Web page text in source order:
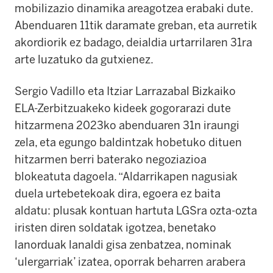
mobilizazio dinamika areagotzea erabaki dute.
Abenduaren 11tik daramate greban, eta aurretik
akordiorik ez badago, deialdia urtarrilaren 31ra
arte luzatuko da gutxienez.
Sergio Vadillo eta Itziar Larrazabal Bizkaiko
ELA-Zerbitzuakeko kideek gogorarazi dute
hitzarmena 2023ko abenduaren 31n iraungi
zela, eta egungo baldintzak hobetuko dituen
hitzarmen berri baterako negoziazioa
blokeatuta dagoela. “Aldarrikapen nagusiak
duela urtebetekoak dira, egoera ez baita
aldatu: plusak kontuan hartuta LGSra ozta-ozta
iristen diren soldatak igotzea, benetako
lanorduak lanaldi gisa zenbatzea, nominak
‘ulergarriak’ izatea, oporrak beharren arabera